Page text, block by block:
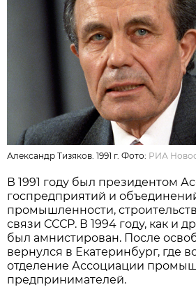
Александр Тизяков. 1991 г. Фото: РИА
В 1991 году был президентом
госпредприятий и
промышленности,
связи СССР. В 1994 году, как и
был амнистирован. После
вернулся в Екатеринбург, где
отделение Ассоциации
предпринимателей.